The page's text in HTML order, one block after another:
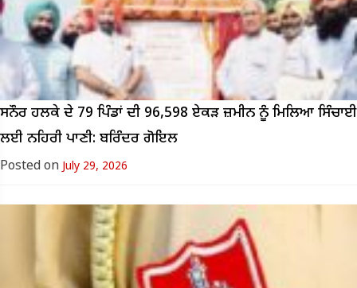
ਸਨੌਰ ਹਲਕੇ ਦੇ 79 ਪਿੰਡਾਂ ਦੀ 96,598 ਏਕੜ ਜ਼ਮੀਨ ਨੂੰ ਮਿਲਿਆ ਸਿੰਚਾਈ
ਲਈ ਨਹਿਰੀ ਪਾਣੀ: ਬਰਿੰਦਰ ਗੋਇਲ
Posted on July 29, 2026